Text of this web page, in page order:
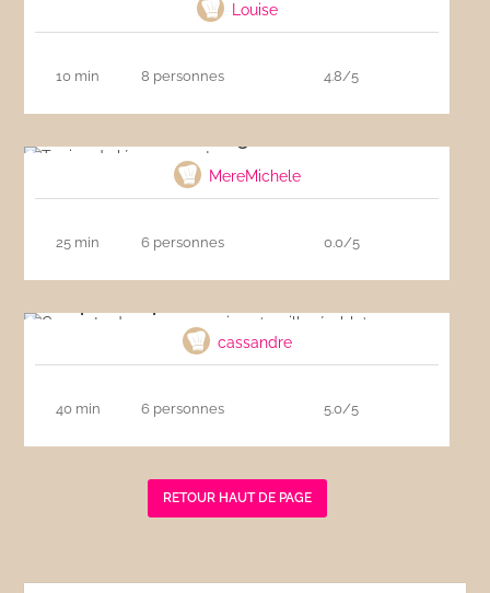
Louise
10 min 8 personnes 4.8/5
MereMichele
25 min 6 personnes 0.0/5
cassandre
40 min 6 personnes 5.0/5
RETOUR HAUT DE PAGE